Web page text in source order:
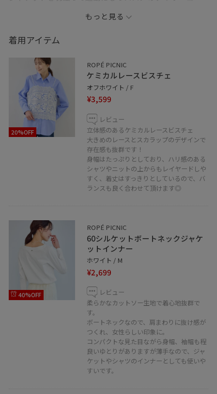
ご覧いただき、ありがとうございます☺︎
・画像は野外の光や照明の当たり具合で、
実際の商品の色味と異なる場合がございます。
実際の商品に近い色味は商品ページをご確認ください。
・紐ついてないアイテムは私物となります。
□LUMINE WEB決済サービス
ルミネエスト新宿店ではWEB決済で
ご自宅への発送も行っております。
お気軽にお問い合わせくださいませ。
---------------------------
〒〒160-0022
東京都新宿区新宿3-38-1
ルミネエスト新宿4F
□♡ボタンを押してお気に入り！
お気に入りしていただくと、気になったコーディネート
もっと見る
着用アイテム
20%OFF
ROPÉ PICNIC
ケミカルレースビスチェ
オフホワイト / F
¥3,599
レビュー
立体感のあるケミカルレースビスチェ
大きめのレースとスカラップのデザインで
存在感も抜群です！
身幅はたっぷりとしており、ハリ感のある
シャツやニットの上からもレイヤードしや
すく、着丈はすっきりとしているので、バ
ランスも良く合わせて頂けます◎
40%OFF
ROPÉ PICNIC
60シルケットボートネックジャケ
ットインナー
ホワイト / M
¥2,699
レビュー
柔らかなカットソー生地で着心地抜群で
す。
ボートネックなので、肩まわりに抜け感が
つくれ、女性らしい印象に。
コンパクトな見た目ながら身幅、袖幅も程
良いゆとりがありますが薄手なので、ジャ
ケットやシャツのインナーとしても使いや
すいです。